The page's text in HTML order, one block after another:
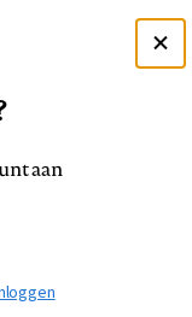
ons
verdienen
aan